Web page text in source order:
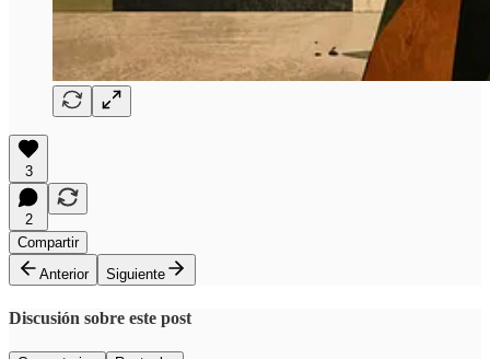
3
2
Compartir
Anterior
Siguiente
Discusión sobre este post